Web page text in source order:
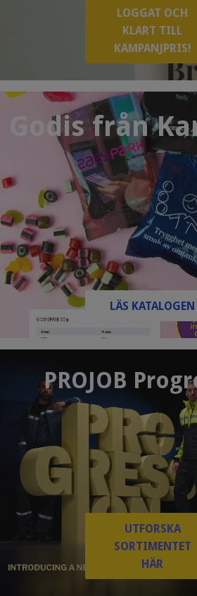
LOGGAT OCH
KLART TILL
KAMPANJPRIS!
Godis från
LÄS KATALOGEN
PROJOB
UTFORSKA
SORTIMENTET
HÄR